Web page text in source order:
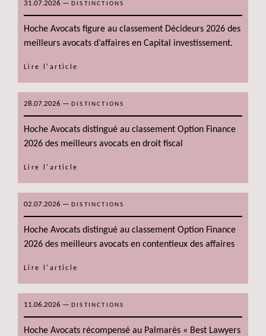
31.07.2026 — DISTINCTIONS
Hoche Avocats figure au classement Décideurs 2026 des
meilleurs avocats d’affaires en Capital investissement.
Lire l'article
28.07.2026 — DISTINCTIONS
Hoche Avocats distingué au classement Option Finance
2026 des meilleurs avocats en droit fiscal
Lire l'article
02.07.2026 — DISTINCTIONS
Hoche Avocats distingué au classement Option Finance
2026 des meilleurs avocats en contentieux des affaires
Lire l'article
11.06.2026 — DISTINCTIONS
Hoche Avocats récompensé au Palmarès « Best Lawyers